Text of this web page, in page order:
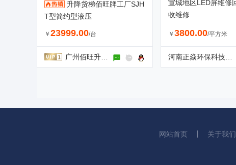
升降货梯佰旺牌工厂SJH
T型简约型液压
￥ 23999.00/台
广州佰旺升降机械有限公司
宣城地区LED屏维修
收维修
￥ 3800.00/平方米
网站首页 关于我们